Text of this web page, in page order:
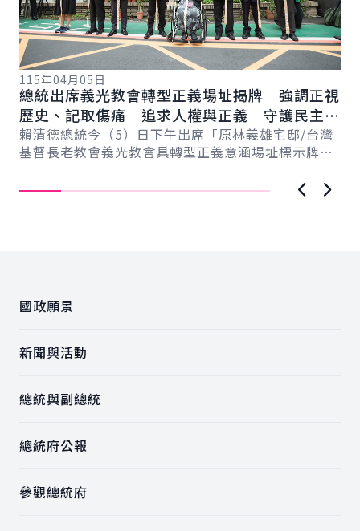
115年04月05日
總統出席義光教會轉型正義場址揭牌 強調正視
歷史、記取傷痛 追求人權與正義 守護民主與
自由
賴清德總統今（5）日下午出席「原林義雄宅邸/台灣
基督長老教會義光教會具轉型正義意涵場址標示牌揭
由...
國政願景
新聞與活動
總統與副總統
總統府公報
參觀總統府